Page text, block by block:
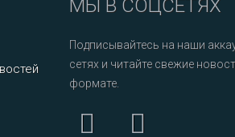
МЫ В СОЦСЕТЯХ
Подписывайтесь на наши
сетях и читайте свежие
формате.